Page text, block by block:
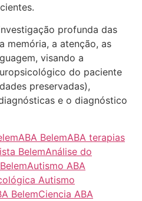
profunda das
memória, a atenção, as
visando a
do paciente
preservadas),
e o diagnóstico
ABA BelemABA terapias
BelemAnálise do
Autismo ABA
Autismo
BelemCiencia ABA